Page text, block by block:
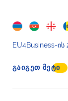
EU4Business-
ᲒᲐᲘᲒᲔᲗ ᲛᲔᲢᲘ